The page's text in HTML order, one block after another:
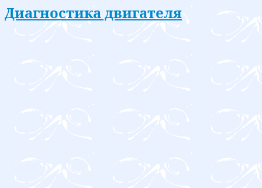
Диагностика двигателя